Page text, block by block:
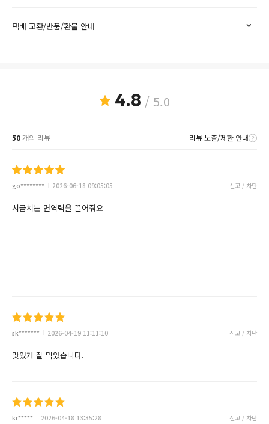
택배 교환/반품/환불 안내
4.8 / 5.0
50개의 리뷰 리뷰 노출/제한 안내
go******** 2026-06-18 09:05:05 신고 / 차단
시금치는 면역력을 끌어줘요
sk******* 2026-04-19 11:11:10 신고 / 차단
맛있게 잘 먹었습니다.
kr***** 2026-04-18 13:35:28 신고 / 차단